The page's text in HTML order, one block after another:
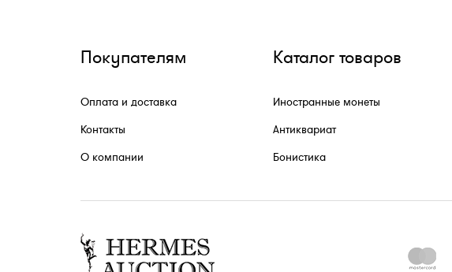
Покупателям
Оплата и доставка
Контакты
О компании
Каталог товаров
Иностранные монеты
Антиквариат
Бонистика